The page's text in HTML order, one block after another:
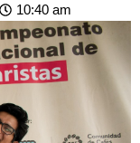
10:40 am